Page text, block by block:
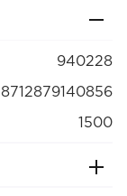
940228
8712879140856
1500